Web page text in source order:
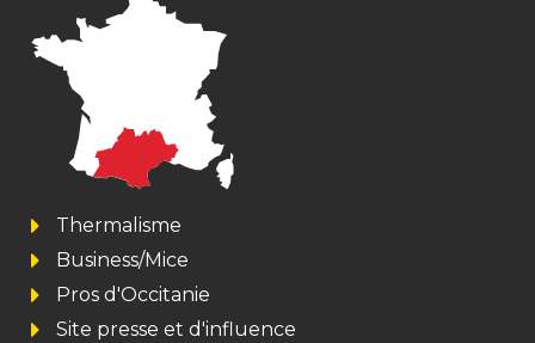
Thermalisme
Business/Mice
Pros d'Occitanie
Site presse et d'influence